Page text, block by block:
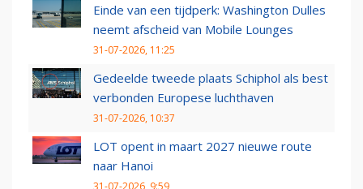
Einde van een tijdperk: Washington Dulles
neemt afscheid van Mobile Lounges
31-07-2026, 11:25
Gedeelde tweede plaats Schiphol als best
verbonden Europese luchthaven
31-07-2026, 10:37
LOT opent in maart 2027 nieuwe route
naar Hanoi
31-07-2026, 9:59